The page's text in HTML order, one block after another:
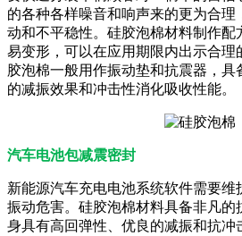
的各种各样噪音和响声来的更为合理
动和不平稳性。硅胶泡棉材料制作配
易变形，可以在应用期限内出示合理
胶泡棉一般用作振动垫和抗震器，具
的减振效果和冲击性消化吸收性能。
汽车电池包减震密封
新能源汽车充电电池系统软件需要维
振动危害。硅胶泡棉材料具备非凡的
身具有高回弹性、优良的减振和抗冲